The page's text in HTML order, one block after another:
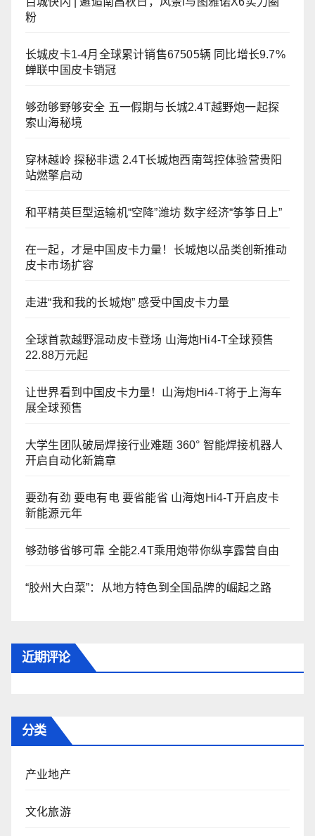
粉
长城皮卡1-4月全球累计销售67505辆 同比增长9.7%
蝉联中国皮卡销冠
够劲够野够安全 五一假期与长城2.4T越野炮一起探
索山海秘境
穿林越岭 探秘非遗 2.4T长城炮西南驾控体验营贵阳
站燃擎启动
和平精英巨型运输机“空降”潍坊 数字经济“筝筝日上”
在一起，才是中国皮卡力量！长城炮以品类创新推动
皮卡市场扩容
走进“我和我的长城炮” 感受中国皮卡力量
全球首款越野混动皮卡登场 山海炮Hi4-T全球预售
22.88万元起
让世界看到中国皮卡力量！山海炮Hi4-T将于上海车
展全球预售
大学生团队破局焊接行业难题 360° 智能焊接机器人
开启自动化新篇章
要劲有劲 要电有电 要省能省 山海炮Hi4-T开启皮卡
新能源元年
够劲够省够可靠 全能2.4T乘用炮带你纵享露营自由
“胶州大白菜”：从地方特色到全国品牌的崛起之路
近期评论
分类
产业地产
文化旅游